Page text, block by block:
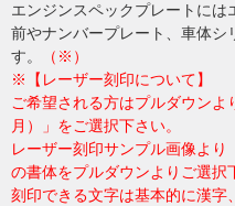
エンジンスペックプレートには
前やナンバープレート、車体
す。
（※）
※【レーザー刻印について】
ご希望される方はプルダウンよ
月）」をご選択下さい。
レーザー刻印サンプル画像よ
の書体をプルダウンよりご選択
刻印できる文字は基本的に漢